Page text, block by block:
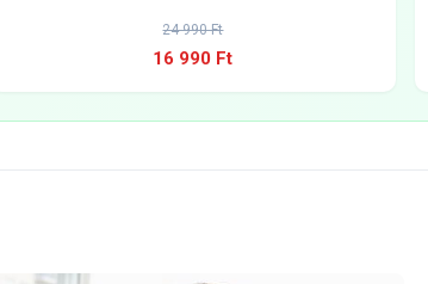
24 990 Ft
16 990 Ft